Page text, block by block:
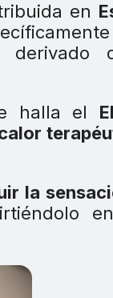
en
derivado
halla el
la